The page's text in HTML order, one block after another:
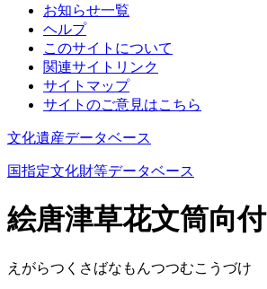
お知らせ一覧
ヘルプ
このサイトについて
関連サイトリンク
サイトマップ
サイトのご意見はこちら
文化遺産データベース
国指定文化財等データベース
絵唐津草花文筒向付
えがらつくさばなもんつつむこうづけ